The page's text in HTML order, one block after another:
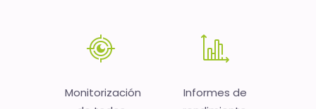
Monitorización
Informes de